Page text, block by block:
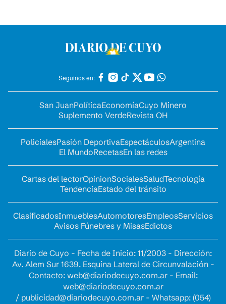
Seguinos en:
San JuanPolíticaEconomíaCuyo Minero
Suplemento VerdeRevista OH
PolicialesPasión DeportivaEspectáculosArgentina
El MundoRecetasEn las redes
Cartas del lectorOpinionSocialesSaludTecnología
TendenciaEstado del tránsito
ClasificadosInmueblesAutomotoresEmpleosServicios
Avisos Fúnebres y MisasEdictos
Diario de Cuyo - Fecha de Inicio: 11/2003 - Dirección:
Av. Alem Sur 1639. Esquina Lateral de Circunvalación -
Contacto: web@diariodecuyo.com.ar- Email:
web@diariodecuyo.com.ar
/ publicidad@diariodecuyo.com.ar- Whatsapp: (054)